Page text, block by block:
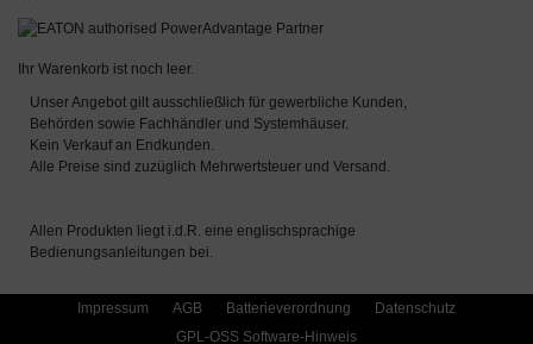
Ihr Warenkorb ist noch leer.
Unser Angebot gilt ausschließlich für gewerbliche Kunden,
Behörden sowie Fachhändler und Systemhäuser.
Kein Verkauf an Endkunden.
Alle Preise sind zuzüglich Mehrwertsteuer und Versand.
Allen Produkten liegt i.d.R. eine englischsprachige
Bedienungsanleitungen bei.
Impressum AGB Batterieverordnung
Datenschutz
GPL-OSS Software-Hinweis